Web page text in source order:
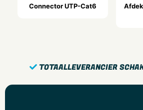
Connector UTP-Cat6
TOTAALLEVERANCIER